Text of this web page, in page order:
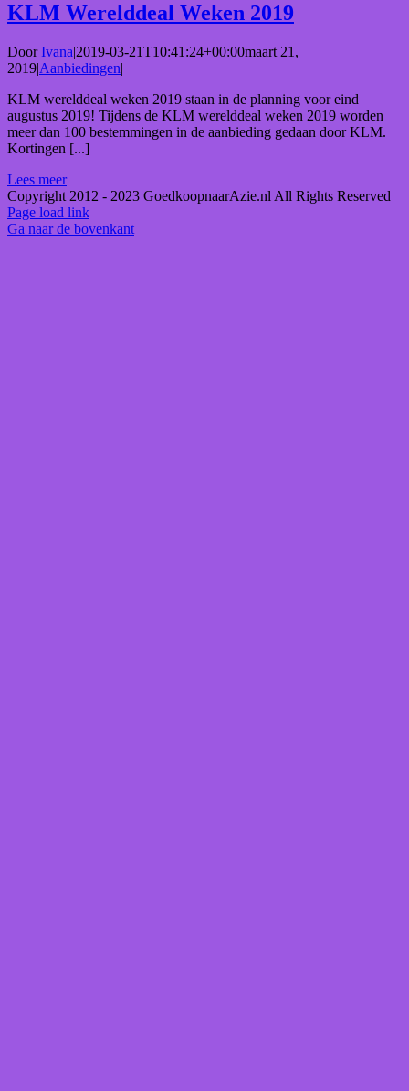
KLM Werelddeal Weken 2019
DoorIvana|2019-03-21T10:41:24+00:00maart 21,
2019|Aanbiedingen|
KLM werelddeal weken 2019 staan in de planning voor eind
augustus 2019! Tijdens de KLM werelddeal weken 2019 worden
meer dan 100 bestemmingen in de aanbieding gedaan door KLM.
Kortingen [...]
Lees meer
Copyright 2012 - 2023 GoedkoopnaarAzie.nl All Rights Reserved
Page load link
Ga naar de bovenkant